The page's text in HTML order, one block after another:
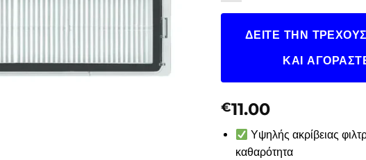
ΔΕΊΤΕ ΤΗΝ
ΚΑΙ
€11.00
Υψηλής ακρίβειας
καθαρότητα